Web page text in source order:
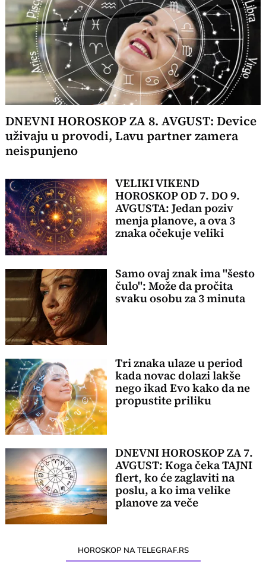
DNEVNI HOROSKOP ZA 8. AVGUST: Device
uživaju u provodi, Lavu partner zamera
neispunjeno
VELIKI VIKEND
HOROSKOP OD 7. DO 9.
AVGUSTA: Jedan poziv
menja planove, a ova 3
znaka očekuje veliki
Samo ovaj znak ima "šesto
čulo": Može da pročita
svaku osobu za 3 minuta
Tri znaka ulaze u period
kada novac dolazi lakše
nego ikad Evo kako da ne
propustite priliku
DNEVNI HOROSKOP ZA 7.
AVGUST: Koga čeka TAJNI
flert, ko će zaglaviti na
poslu, a ko ima velike
planove za veče
HOROSKOP NA TELEGRAF.RS